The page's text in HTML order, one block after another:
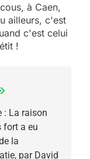
à Caen,
ailleurs, c'est
c'est celui
!
: La raison
fort a eu
la
par David
la plus
le
RÉSILIENTE :
Thérèse